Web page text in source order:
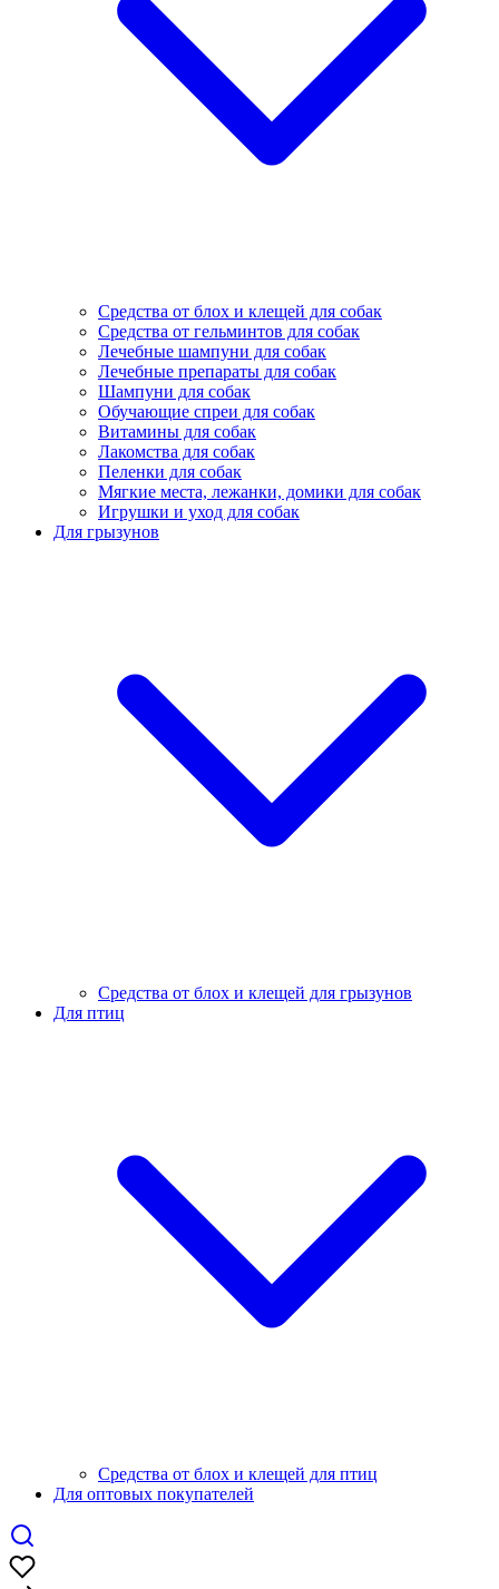
Средства от блох и клещей для собак
Средства от гельминтов для собак
Лечебные шампуни для собак
Лечебные препараты для собак
Шампуни для собак
Обучающие спреи для собак
Витамины для собак
Лакомства для собак
Пеленки для собак
Мягкие места, лежанки, домики для собак
Игрушки и уход для собак
Для грызунов
Средства от блох и клещей для грызунов
Для птиц
Средства от блох и клещей для птиц
Для оптовых покупателей